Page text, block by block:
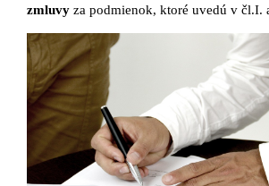
zmluvy za podmienok, ktoré uvedú v čl.I.